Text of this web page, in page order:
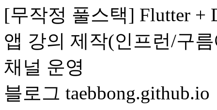
[무작정 풀스택] Flutter +
앱 강의 제작(인프런/구
채널 운영
블로그 taebbong.github.io